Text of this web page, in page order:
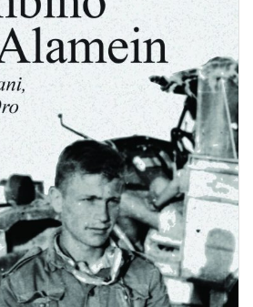
BIOGRAFIE
ATTUALITÀ